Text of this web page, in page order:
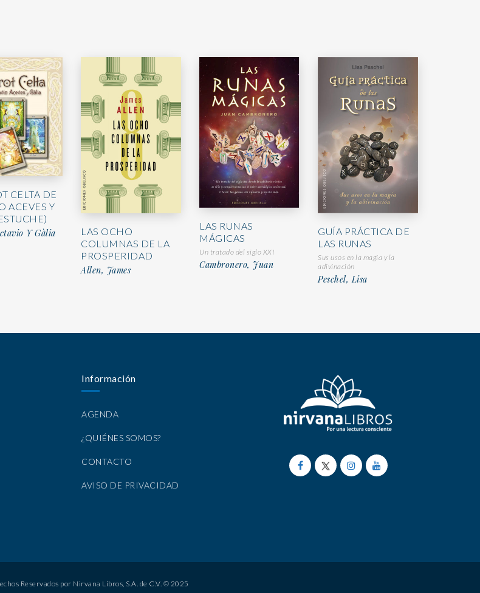
CELTA DE
ACEVES Y
Y Gàlia
LAS OCHO
COLUMNAS DE LA
PROSPERIDAD
Allen, James
LAS RUNAS
MÁGICAS
Un tratado del siglo XXI
Cambronero, Juan
GUÍA PRÁCTICA DE
LAS RUNAS
Sus usos en la magia y la
adivinación
Peschel, Lisa
Información
AGENDA
¿QUIÉNES SOMOS?
CONTACTO
AVISO DE PRIVACIDAD
Reservados por Nirvana Libros, S.A. de C.V. © 2025